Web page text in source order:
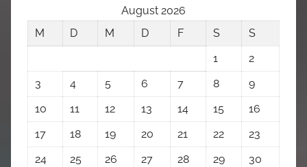
August 2026
M
D M D F S
S
1
2
3
4 5 6 7 8
9
10
11 12 13 14 15
16
17
18 19 20 21 22
23
24
25 26 27 28 29
30